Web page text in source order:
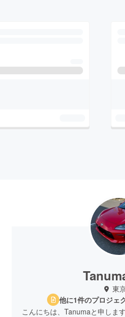
東
他に1件のプロジェ
こんにちは、Tanumaと申しま